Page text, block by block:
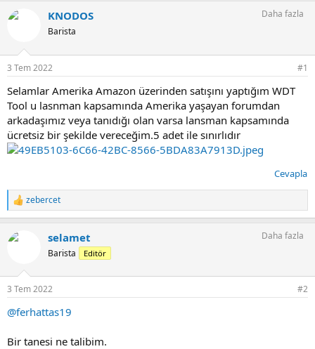
n
u
b
a
ş
a
t
a
n
ş
a
ı
ç
a
r
i
h
KNODOS
Barista
Daha fazla
3 Tem 2022 #1
Selamlar Amerika Amazon üzerinden satışını yaptığım WDT
Tool u lasnman kapsamında Amerika yaşayan forumdan
arkadaşımız veya tanıdığı olan varsa lansman kapsamında
ücretsiz bir şekilde vereceğim.5 adet ile sınırlıdır
Cevapla
T
e
k
zebercet
selamet
Barista Editör
Daha fazla
3 Tem 2022 #2
@ferhattas19
Bir tanesi ne talibim.